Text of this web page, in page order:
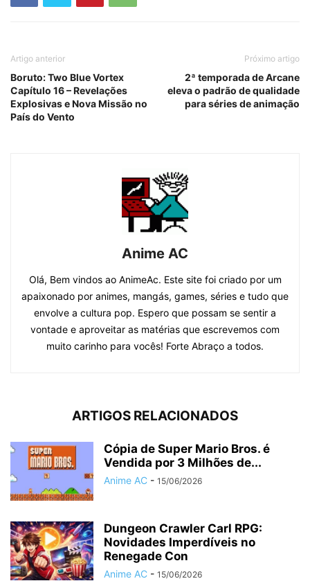
Artigo anterior
Boruto: Two Blue Vortex
Capítulo 16 – Revelações
Explosivas e Nova Missão no
País do Vento
Próximo artigo
2ª temporada de Arcane
eleva o padrão de qualidade
para séries de animação
Anime AC
Olá, Bem vindos ao AnimeAc. Este site foi criado por um
apaixonado por animes, mangás, games, séries e tudo que
envolve a cultura pop. Espero que possam se sentir a
vontade e aproveitar as matérias que escrevemos com
muito carinho para vocês! Forte Abraço a todos.
ARTIGOS RELACIONADOS
Cópia de Super Mario Bros. é
Vendida por 3 Milhões de...
Anime AC - 15/06/2026
Dungeon Crawler Carl RPG:
Novidades Imperdíveis no
Renegade Con
Anime AC - 15/06/2026